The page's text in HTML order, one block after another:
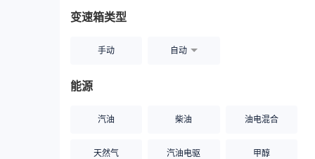
变速箱类型
手动 自动
能源
汽油 柴油 油电混合
天然气 汽油电驱 甲醇